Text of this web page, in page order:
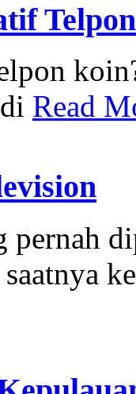
Read
pernah
saatnya